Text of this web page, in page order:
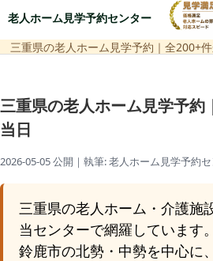
老人ホーム見学予約センター
三重県の老人ホーム見学予約｜全200+
三重県の老人ホーム見学予約
当日
2026-05-05 公開 ｜執筆: 老人ホーム見学予約
三重県の老人ホーム・介護施
当センターで網羅しています
鈴鹿市の北勢・中勢を中心に